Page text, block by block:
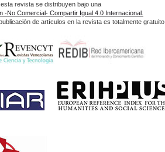
revista se distribuyen bajo una
-No Comercial- Compartir Igual 4.0 Internacional.
de artículos en la revista es totalmente gratuito.